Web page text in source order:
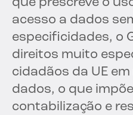
que prescreve o
acesso a dados
especificidades, o
direitos muito
cidadãos da UE
dados, o que
contabilização e